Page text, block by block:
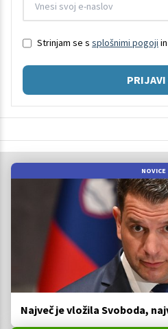
Strinjam se s splošnimi pogoji in
PRIJAVI
NOVICE
Največ je vložila Svoboda,